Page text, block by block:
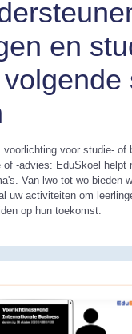
en
voor studie- of
of -advies: EduSkoel helpt
Van lwo tot wo bieden
uw activiteiten om
op hun toekomst.